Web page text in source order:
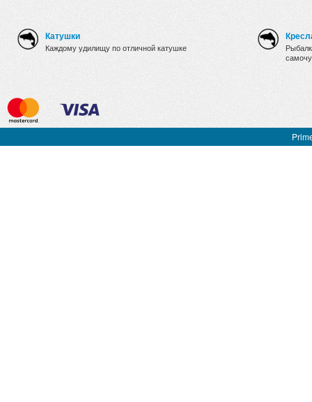
Катушки
Каждому удилищу по отличной катушке